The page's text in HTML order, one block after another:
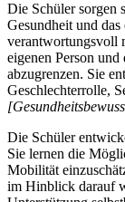
Die Schüler sorgen
Gesundheit und das
verantwortungsvoll
eigenen Person
abzugrenzen. Sie
Geschlechterrolle,
Die Schüler
Sie lernen die
Mobilität
im Hinblick darauf